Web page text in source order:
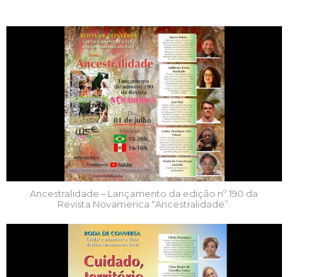
Ancestralidade – Lançamento da edição nº 190 da
Revista Novamerica “Ancestralidade”.